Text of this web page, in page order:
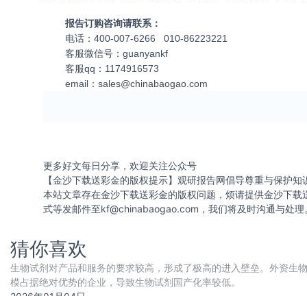
报告订购咨询请联系：
电话：400-007-6266 010-86223221
客服微信号：guanyankf
客服qq：1174916573
email： sales@chinabaogao.com
更多好文每日分享，欢迎关注公众号
【金沙下载送彩金的版权提示】观研报告网倡导尊重与保护
本站文章存在金沙下载送彩金的版权问题，烦请提供金沙下
式等发邮件至kf@chinabaogao.com ，我们将及时沟通与处理
猜你喜欢
生物试剂对产品和服务的要求较高，形成了极高的进入壁垒。外资
模占据绝对优势的企业，导致生物试剂国产化率较低。